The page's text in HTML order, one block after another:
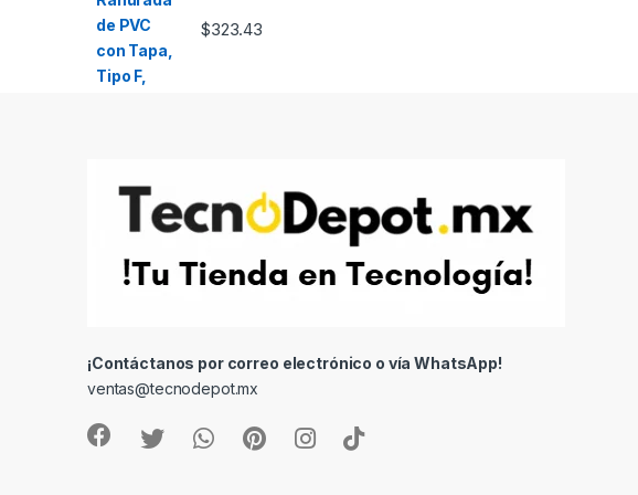
$323.43
¡Contáctanos por correo electrónico o vía WhatsApp!
ventas@tecnodepot.mx